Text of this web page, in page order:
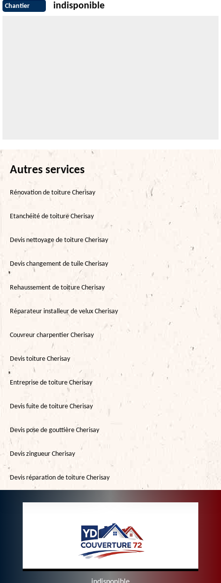
Chantier indisponible
Autres services
Rénovation de toiture Cherisay
Etanchéité de toiture Cherisay
Devis nettoyage de toiture Cherisay
Devis changement de tuile Cherisay
Rehaussement de toiture Cherisay
Réparateur installeur de velux Cherisay
Couvreur charpentier Cherisay
Devis toiture Cherisay
Entreprise de toiture Cherisay
Devis fuite de toiture Cherisay
Devis pose de gouttière Cherisay
Devis zingueur Cherisay
Devis réparation de toiture Cherisay